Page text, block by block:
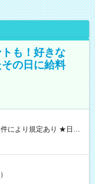
も！好きな
の日に給料
金GET♪ お仕事後はコ
期間】試